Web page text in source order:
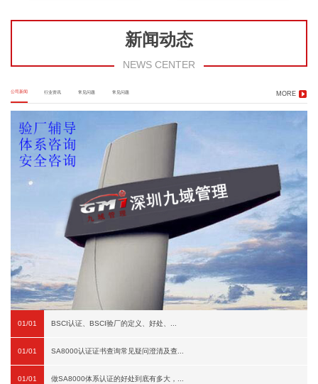
新闻动态
NEWS CENTER
公司新闻 行业资讯 常见问题 常见问题 MORE
01/01 BSCI认证、BSCI验厂的定义、好处、...
01/01 SA8000认证证书查询常见疑问澄清及查...
01/01 做SA8000体系认证的好处到底有多大，...